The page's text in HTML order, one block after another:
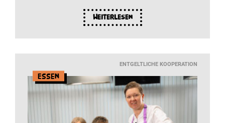
Weiterlesen
ENTGELTLICHE KOOPERATION
Essen